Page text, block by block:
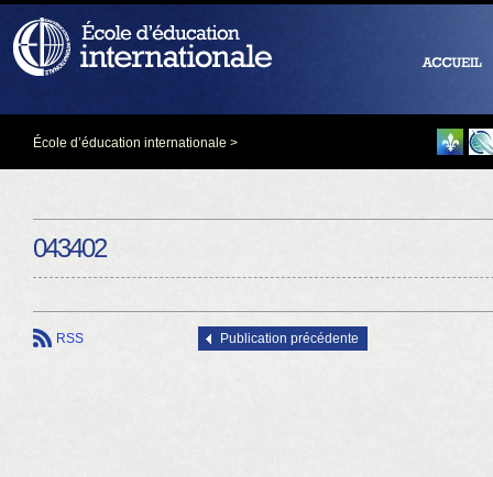
École d’éducation internationale >
043402
RSS Publication précédente